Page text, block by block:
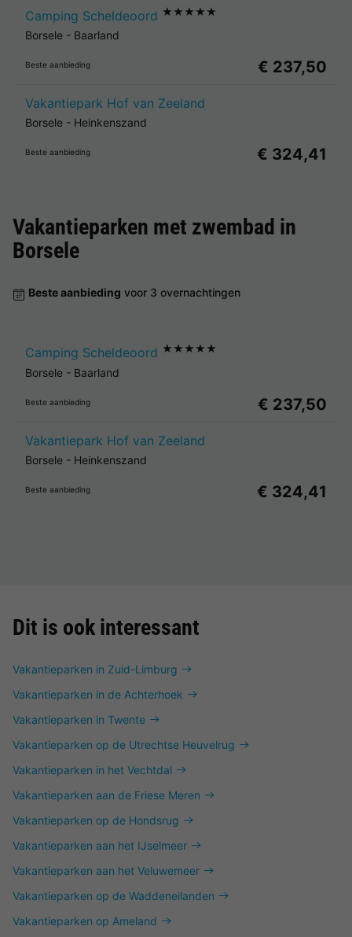
Camping Scheldeoord ★★★★★
Borsele - Baarland
Beste aanbieding € 237,50
Vakantiepark Hof van Zeeland
Borsele - Heinkenszand
Beste aanbieding € 324,41
Vakantieparken met zwembad in
Borsele
Beste aanbieding voor 3 overnachtingen
Camping Scheldeoord ★★★★★
Borsele - Baarland
Beste aanbieding € 237,50
Vakantiepark Hof van Zeeland
Borsele - Heinkenszand
Beste aanbieding € 324,41
Dit is ook interessant
Vakantieparken in Zuid-Limburg
Vakantieparken in de Achterhoek
Vakantieparken in Twente
Vakantieparken op de Utrechtse Heuvelrug
Vakantieparken in het Vechtdal
Vakantieparken aan de Friese Meren
Vakantieparken op de Hondsrug
Vakantieparken aan het IJselmeer
Vakantieparken aan het Veluwemeer
Vakantieparken op de Waddeneilanden
Vakantieparken op Ameland